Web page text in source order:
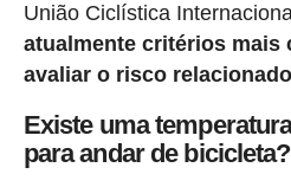
União Ciclística
atualmente critérios mais
avaliar o risco
Existe uma
para andar de bicicleta?